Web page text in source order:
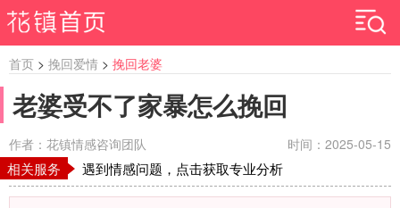
首页 > 挽回爱情 > 挽回老婆
老婆受不了家暴怎么挽回
作者：花镇情感咨询团队 时间：2025-05-15
相关服务 遇到情感问题，点击获取专业分析